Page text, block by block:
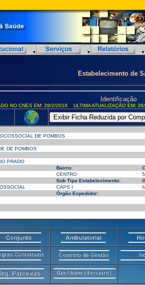
Estabelecimento de
Identificação
NO CNES EM: 28/2/2018 ULTIMA ATUALIZAÇÃO EM:
DE POMBOS
DE POMBOS
PRADO
Bairro:
CENTRO
Sub Tipo Estabelecimento:
CAPS I
Órgão Expedidor: